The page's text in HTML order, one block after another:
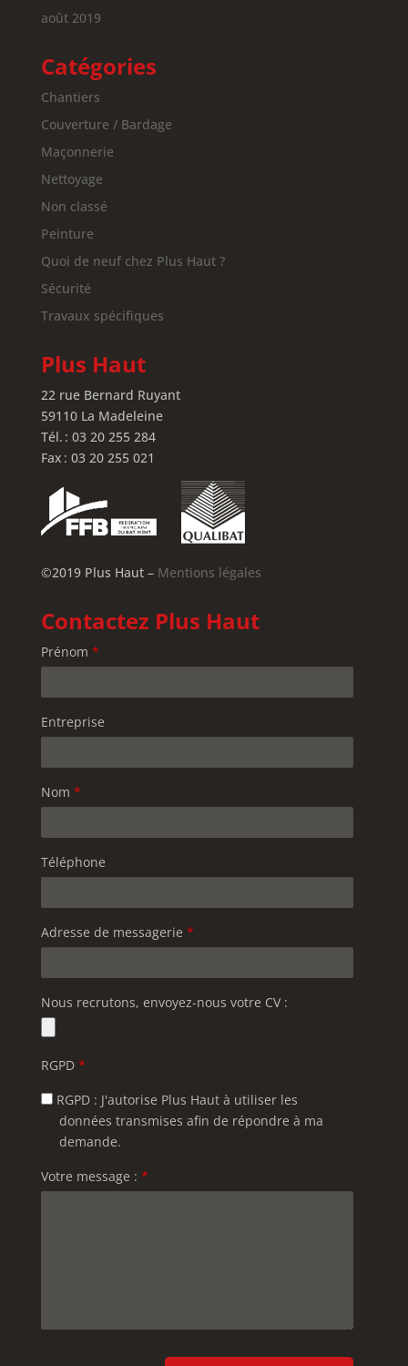
août 2019
Catégories
Chantiers
Couverture / Bardage
Maçonnerie
Nettoyage
Non classé
Peinture
Quoi de neuf chez Plus Haut ?
Sécurité
Travaux spécifiques
Plus Haut
22 rue Bernard Ruyant
59110 La Madeleine
Tél. : 03 20 255 284
Fax : 03 20 255 021
©2019 Plus Haut – Mentions légales
Contactez Plus Haut
Prénom *
Entreprise
Nom *
Téléphone
Adresse de messagerie *
Nous recrutons, envoyez-nous votre CV :
RGPD *
RGPD : J'autorise Plus Haut à utiliser les
données transmises afin de répondre à ma
demande.
Votre message : *